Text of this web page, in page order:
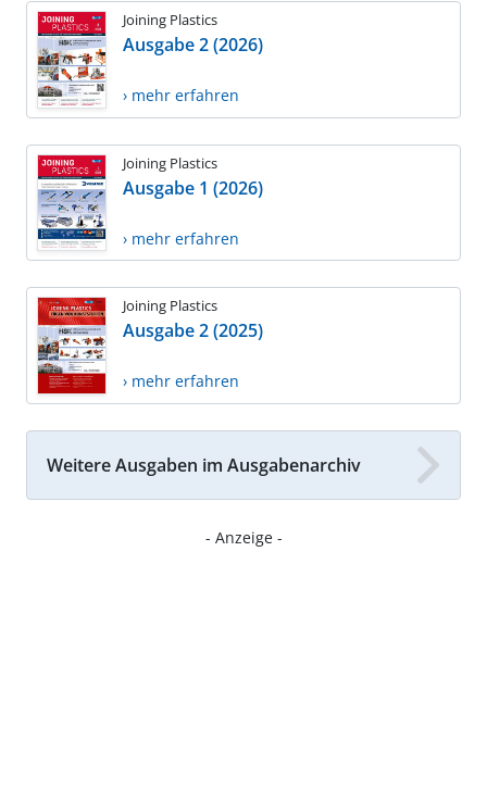
Joining Plastics
Ausgabe 2 (2026)
› mehr erfahren
Joining Plastics
Ausgabe 1 (2026)
› mehr erfahren
Joining Plastics
Ausgabe 2 (2025)
› mehr erfahren
Weitere Ausgaben im Ausgabenarchiv
- Anzeige -